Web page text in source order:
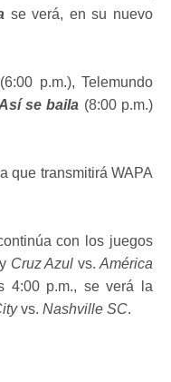
se verá, en su nuevo
p.m.), Telemundo
se baila (8:00 p.m.)
que transmitirá WAPA
con los juegos
Cruz Azul vs. América
4:00 p.m., se verá la
vs. Nashville SC.